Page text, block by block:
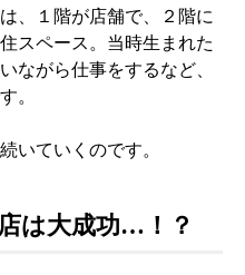
、１階が店舗で、２階に
スペース。当時生まれた
ながら仕事をするなど、
。
いていくのです。
は大成功…！？